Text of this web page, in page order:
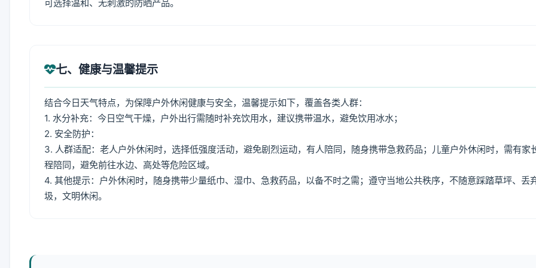
可选择温和、无刺激的防晒产品。
七、健康与温馨提示
结合今日天气特点，为保障户外休闲健康与安全，温馨提示如下，覆盖各类人群：
1. 水分补充：今日空气干燥，户外出行需随时补充饮用水，建议携带温水，避免饮用冰水；
2. 安全防护：
3. 人群适配：老人户外休闲时，选择低强度活动，避免剧烈运动，有人陪同，随身携带急救药品；儿童户外休闲时，需有家
程陪同，避免前往水边、高处等危险区域。
4. 其他提示：户外休闲时，随身携带少量纸巾、湿巾、急救药品，以备不时之需；遵守当地公共秩序，不随意踩踏草坪、丢
圾，文明休闲。